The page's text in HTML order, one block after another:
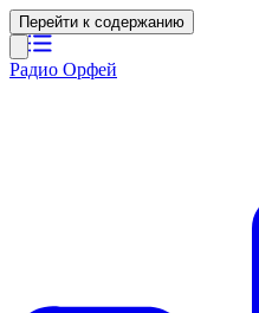
Перейти к содержанию
Радио Орфей